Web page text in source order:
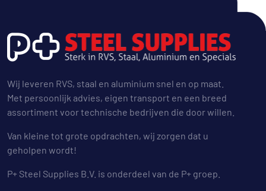
Wij leveren RVS, staal en aluminium snel en op maat.
Met persoonlijk advies, eigen transport en een breed
assortiment voor technische bedrijven die door willen.
Van kleine tot grote opdrachten, wij zorgen dat u
geholpen wordt!
P+ Steel Supplies B.V. is onderdeel van de P+ groep.